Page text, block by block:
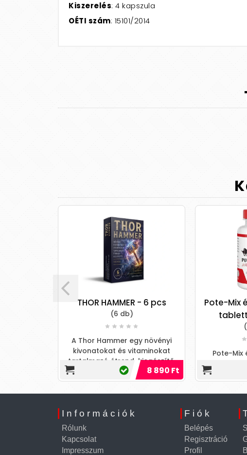
Kiszerelés: 4 kapszula
OÉTI szám: 15101/2014
THOR HAMMER - 6 pcs
(6 db)
A Thor Hammer egy növényi
kivonatokat és vitaminokat
tartalmazó étrend-kiegészítő,
amelyet kapszulás kiszerelésben
8 890 Ft
Pote-Mix
Pote-Mix
Információk
Rólunk
Kapcsolat
Impresszum
Fiók
Belépés
Regisztráció
Profil